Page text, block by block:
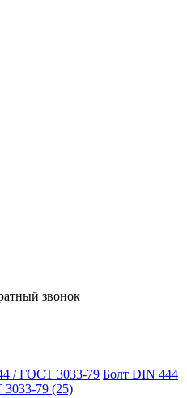
звонок
/ ГОСТ 3033-79 Болт DIN 444
79 (25)